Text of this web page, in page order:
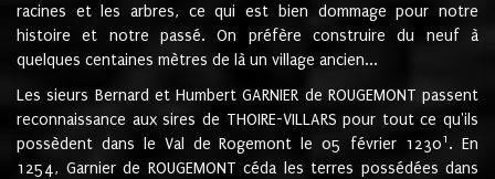
racines et les arbres, ce qui est bien dommage pour notre
histoire et notre passé. On préfère construire du neuf à
quelques centaines mètres de là un village ancien...
Les sieurs Bernard et Humbert GARNIER de ROUGEMONT passent
reconnaissance aux sires de THOIRE-VILLARS pour tout ce qu'ils
possèdent dans le Val de Rogemont le 05 février 12301 . En
1254, Garnier de ROUGEMONT céda les terres possédées dans